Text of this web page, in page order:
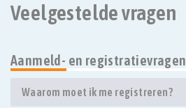
Veelgestelde vragen
Aanmeld- en registratievragen
Waarom moet ik me registreren?